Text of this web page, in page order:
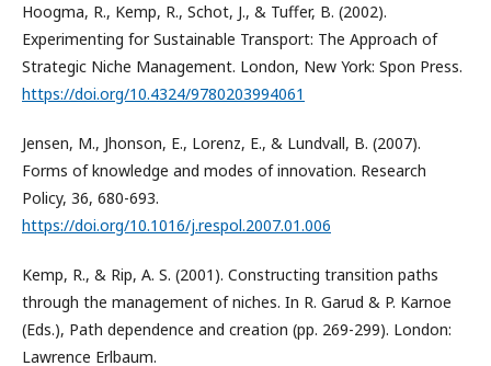
Hoogma, R., Kemp, R., Schot, J., & Tuffer, B. (2002).
Experimenting for Sustainable Transport: The Approach of
Strategic Niche Management. London, New York: Spon Press.
https://doi.org/10.4324/9780203994061
Jensen, M., Jhonson, E., Lorenz, E., & Lundvall, B. (2007).
Forms of knowledge and modes of innovation. Research
Policy, 36, 680-693.
https://doi.org/10.1016/j.respol.2007.01.006
Kemp, R., & Rip, A. S. (2001). Constructing transition paths
through the management of niches. In R. Garud & P. Karnoe
(Eds.), Path dependence and creation (pp. 269-299). London:
Lawrence Erlbaum.